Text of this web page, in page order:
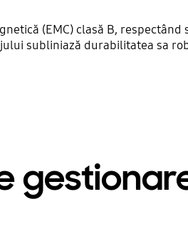
(EMC) clasă B,
subliniază durabilitatea sa